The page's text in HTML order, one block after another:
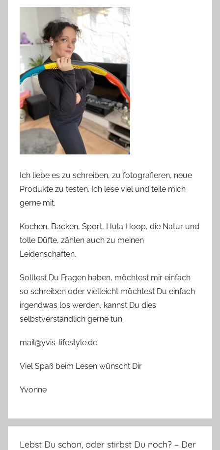
Ich liebe es zu schreiben, zu fotografieren, neue
Produkte zu testen. Ich lese viel und teile mich
gerne mit.
Kochen, Backen, Sport, Hula Hoop, die Natur und
tolle Düfte, zählen auch zu meinen
Leidenschaften.
Solltest Du Fragen haben, möchtest mir einfach
so schreiben oder vielleicht möchtest Du einfach
irgendwas los werden, kannst Du dies
selbstverständlich gerne tun.
mail@yvis-lifestyle.de
Viel Spaß beim Lesen wünscht Dir
Yvonne
Lebst Du schon, oder stirbst Du noch? – Der